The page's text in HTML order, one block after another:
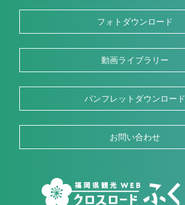
フォトダウンロード
動画ライブラリー
パンフレットダウンロード
お問い合わせ